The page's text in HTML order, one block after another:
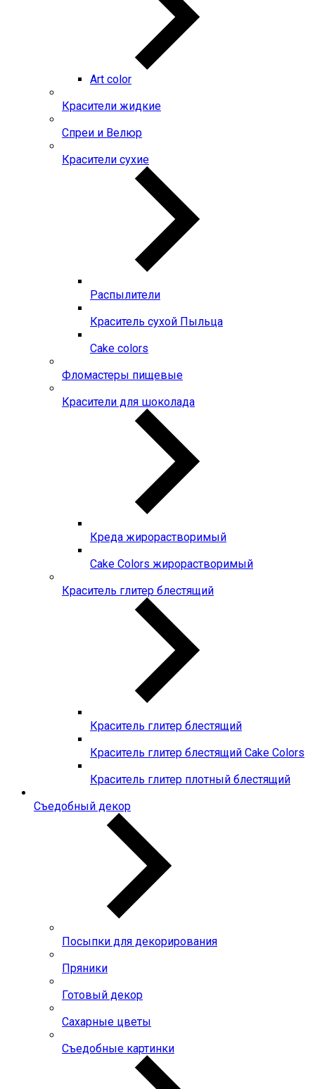
Art color
Красители жидкие
Спреи и Велюр
Красители сухие
Распылители
Краситель сухой Пыльца
Сake colors
Фломастеры пищевые
Красители для шоколада
Креда жирорастворимый
Сake Colors жирорастворимый
Краситель глитер блестящий
Краситель глитер блестящий
Краситель глитер блестящий Cake Colors
Краситель глитер плотный блестящий
Съедобный декор
Посыпки для декорирования
Пряники
Готовый декор
Сахарные цветы
Съедобные картинки